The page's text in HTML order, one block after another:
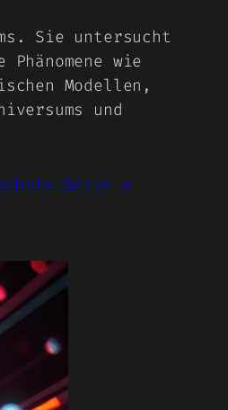
Sie untersucht
wie
Modellen,
und
Seite →